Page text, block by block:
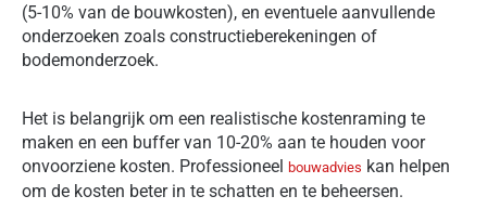
(5-10% van de bouwkosten), en eventuele aanvullende
onderzoeken zoals constructieberekeningen of
bodemonderzoek.
Het is belangrijk om een realistische kostenraming te
maken en een buffer van 10-20% aan te houden voor
onvoorziene kosten. Professioneel bouwadvies kan helpen
om de kosten beter in te schatten en te beheersen.